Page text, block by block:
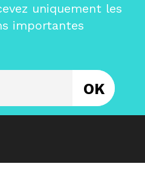
uniquement les
importantes